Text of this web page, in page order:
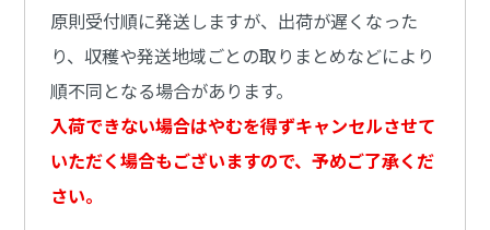
原則受付順に発送しますが、出荷が遅くなった
り、収穫や発送地域ごとの取りまとめなどにより
順不同となる場合があります。
入荷できない場合はやむを得ずキャンセルさせて
いただく場合もございますので、予めご了承くだ
さい。